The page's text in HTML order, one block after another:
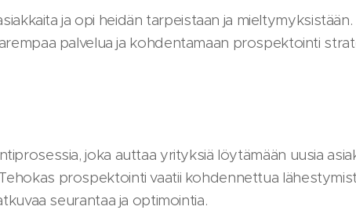
ja opi heidän tarpeistaan ja mieltymyksistään.
palvelua ja kohdentamaan prospektointi
joka auttaa yrityksiä löytämään uusia
prospektointi vaatii kohdennettua
seurantaa ja optimointia.